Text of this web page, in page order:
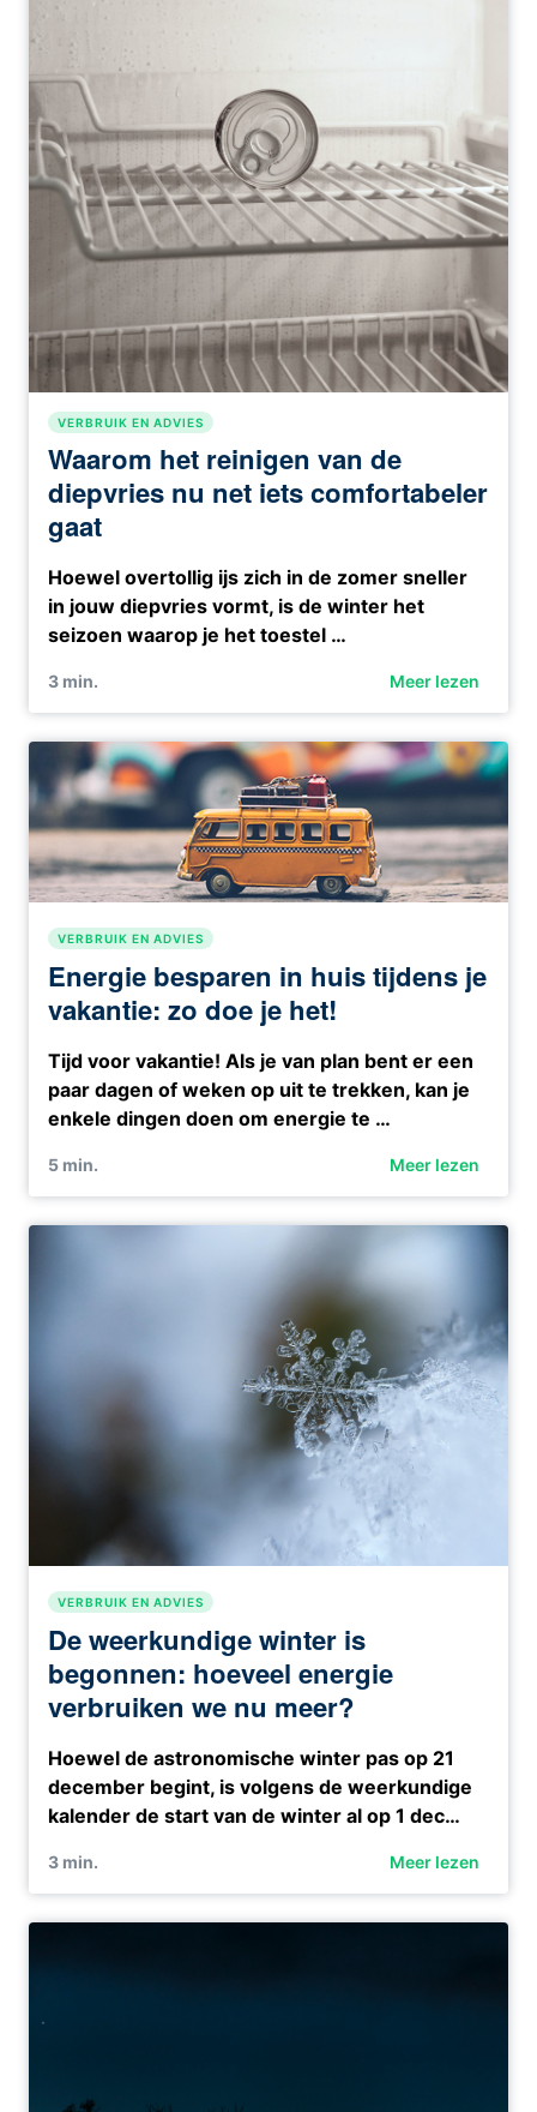
VERBRUIK EN ADVIES
Waarom het reinigen van de
diepvries nu net iets comfortabeler
gaat
Hoewel overtollig ijs zich in de zomer sneller
in jouw diepvries vormt, is de winter het
seizoen waarop je het toestel …
3 min. Meer lezen
VERBRUIK EN ADVIES
Energie besparen in huis tijdens je
vakantie: zo doe je het!
Tijd voor vakantie! Als je van plan bent er een
paar dagen of weken op uit te trekken, kan je
enkele dingen doen om energie te …
5 min. Meer lezen
VERBRUIK EN ADVIES
De weerkundige winter is
begonnen: hoeveel energie
verbruiken we nu meer?
Hoewel de astronomische winter pas op 21
december begint, is volgens de weerkundige
kalender de start van de winter al op 1 dec…
3 min. Meer lezen